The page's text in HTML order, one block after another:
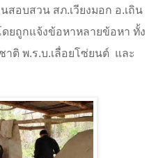
สอบสวน สภ.เวียงมอก อ.เถิน
ดยถูกแจ้งข้อหาหลายข้อหา ทั้ง
าติ พ.ร.บ.เลื่อยโซ่ยนต์ และ